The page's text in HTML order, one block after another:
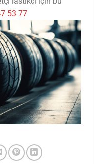
53 77